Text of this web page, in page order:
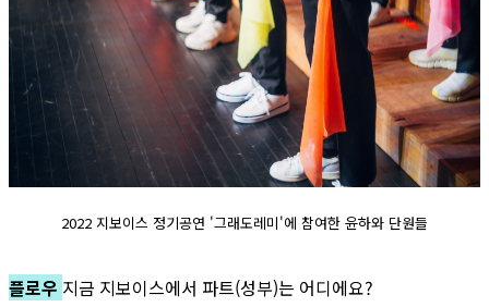
2022 지보이스 정기공연 '그래도레미'에 참여한 윤하와 단원들
플로우 지금 지보이스에서 파트(성부)는 어디에요?